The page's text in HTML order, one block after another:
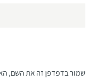
שמור בדפדפן זה את השם,